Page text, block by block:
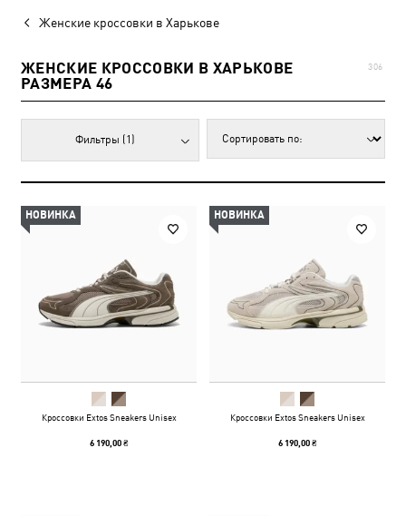
Женские кроссовки в Харькове
ЖЕНСКИЕ КРОССОВКИ В ХАРЬКОВЕ
РАЗМЕРА 46
306
Фильтры (1)
НОВИНКА
Кроссовки Extos Sneakers Unisex
6 190,00 ₴
НОВИНКА
Кроссовки Extos Sneakers Unisex
6 190,00 ₴